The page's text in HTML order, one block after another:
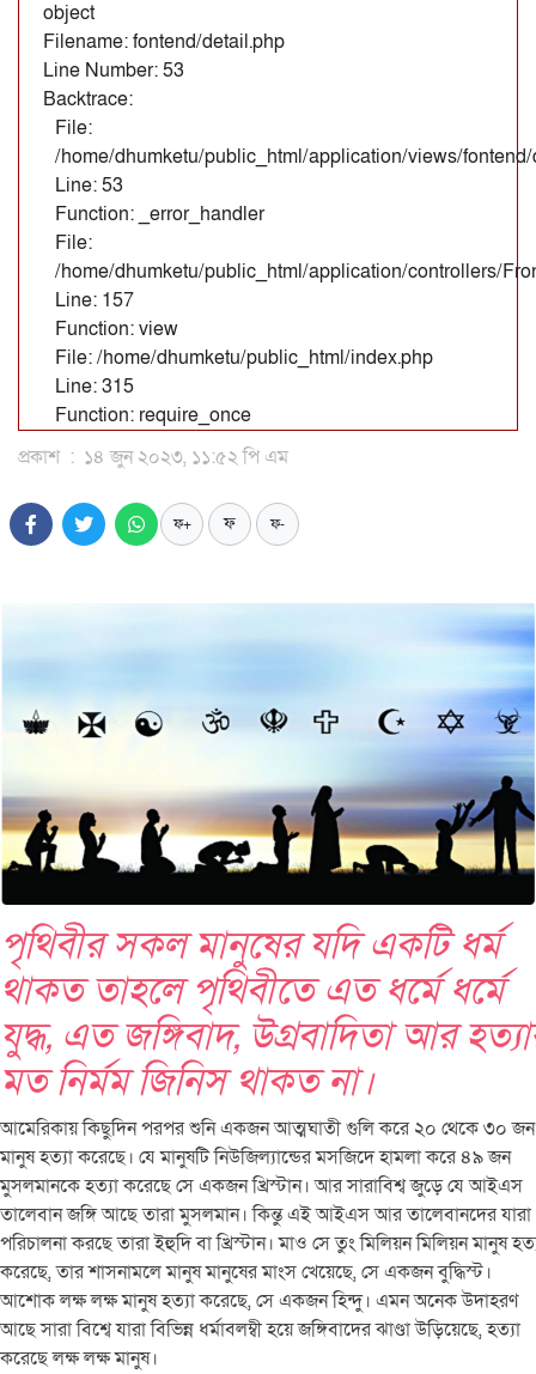
object
Filename: fontend/detail.php
Line Number: 53
Backtrace:
File:
/home/dhumketu/public_html/application/views/
Line: 53
Function: _error_handler
File:
/home/dhumketu/public_html/application/controllers/
Line: 157
Function: view
File: /home/dhumketu/public_html/index.php
Line: 315
Function: require_once
প্রকাশ : ১৪ জুন ২০২৩, ১১:৫২ পি এম
ফ+ ফ ফ-
পৃথিবীর সকল মানুষের যদি একটি ধর্ম
থাকত তাহলে পৃথিবীতে এত ধর্মে ধর্মে
যুদ্ধ, এত জঙ্গিবাদ, উগ্রবাদিতা আর
মত নির্মম জিনিস থাকত না।
আমেরিকায় কিছুদিন পরপর শুনি একজন আত্মঘাতী গুলি করে ২০ থেকে ৩০ জন
মানুষ হত্যা করেছে। যে মানুষটি নিউজিল্যান্ডের মসজিদে হামলা করে ৪৯ জন
মুসলমানকে হত্যা করেছে সে একজন খ্রিস্টান। আর সারাবিশ্ব জুড়ে যে আইএস
তালেবান জঙ্গি আছে তারা মুসলমান। কিন্তু এই আইএস আর তালেবানদের যারা
পরিচালনা করছে তারা ইহুদি বা খ্রিস্টান। মাও সে তুং মিলিয়ন মিলিয়ন মানুষ
করেছে, তার শাসনামলে মানুষ মানুষের মাংস খেয়েছে, সে একজন বুদ্ধিস্ট।
আশোক লক্ষ লক্ষ মানুষ হত্যা করেছে, সে একজন হিন্দু। এমন অনেক উদাহরণ
আছে সারা বিশ্বে যারা বিভিন্ন ধর্মাবলম্বী হয়ে জঙ্গিবাদের ঝাণ্ডা উড়িয়েছে, হত্যা
করেছে লক্ষ লক্ষ মানুষ।